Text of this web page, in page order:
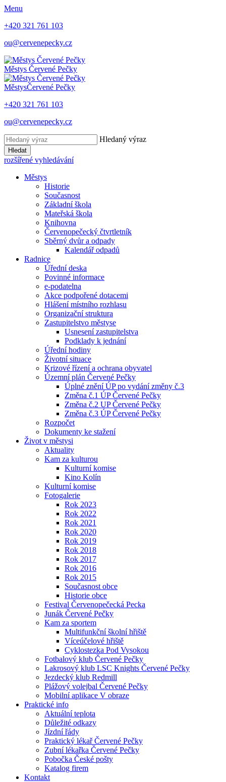
Menu
+420 321 761 103
ou@cervenepecky.cz
Městys Červené Pečky
MěstysČervené Pečky
+420 321 761 103
ou@cervenepecky.cz
Hledaný výraz
Hledat
rozšířené vyhledávání
Městys
Historie
Současnost
Základní škola
Mateřská škola
Knihovna
Červenopečecký čtvrtletník
Sběrný dvůr a odpady
Kalendář odpadů
Radnice
Úřední deska
Povinné informace
e-podatelna
Akce podpořené dotacemi
Hlášení místního rozhlasu
Organizační struktura
Zastupitelstvo městyse
Usnesení zastupitelstva
Podklady k jednání
Úřední hodiny
Životní situace
Krizové řízení a ochrana obyvatel
Územní plán Červené Pečky
Úplné znění ÚP po vydání změny č.3
Změna č.1 ÚP Červené Pečky
Změna č.2 UP Červené Pečky
Změna č.3 ÚP Červené Pečky
Rozpočet
Dokumenty ke stažení
Život v městysi
Aktuality
Kam za kulturou
Kulturní komise
Kino Kolín
Kulturní komise
Fotogalerie
Rok 2023
Rok 2022
Rok 2021
Rok 2020
Rok 2019
Rok 2018
Rok 2017
Rok 2016
Rok 2015
Současnost obce
Historie obce
Festival Červenopečecká Pecka
Junák Červené Pečky
Kam za sportem
Multifunkční školní hřiště
Víceúčelové hřiště
Cyklostezka Pod Vysokou
Fotbalový klub Červené Pečky
Lakrosový klub LSC Knights Červené Pečky
Jezdecký klub Redmill
Plážový volejbal Červené Pečky
Mobilní aplikace V obraze
Praktické info
Aktuální teplota
Důležité odkazy
Jízdní řády
Praktický lékař Červené Pečky
Zubní lékařka Červené Pečky
Pobočka České pošty
Katalog firem
Kontakt